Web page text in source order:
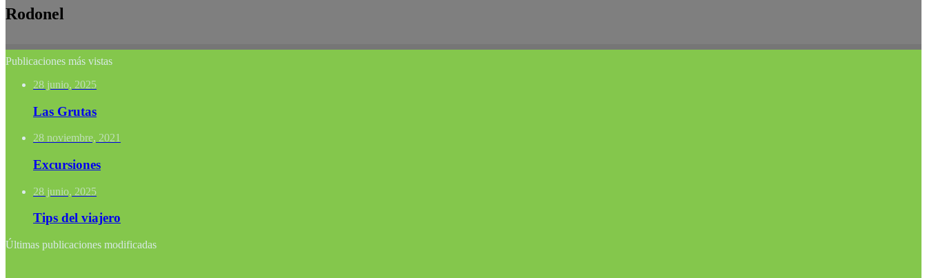
Rodonel
Publicaciones más vistas
28 junio, 2025
Las Grutas
28 noviembre, 2021
Excursiones
28 junio, 2025
Tips del viajero
Últimas publicaciones modificadas